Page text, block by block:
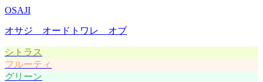
OSAJI
オサジ オードトワレ オブ
シトラス
フルーティ
グリーン